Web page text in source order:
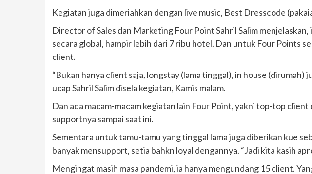
Kegiatan juga dimeriahkan dengan live music, Best Dresscode
Director of Sales dan Marketing Four Point Sahril Salim
secara global, hampir lebih dari 7 ribu hotel. Dan untuk Four Points
client.
“Bukan hanya client saja, longstay (lama tinggal), in house (dirumah)
ucap Sahril Salim disela kegiatan, Kamis malam.
Dan ada macam-macam kegiatan lain Four Point, yakni top-top
supportnya sampai saat ini.
Sementara untuk tamu-tamu yang tinggal lama juga diberikan kue
banyak mensupport, setia bahkn loyal dengannya. “Jadi kita kasih
Mengingat masih masa pandemi, ia hanya mengundang 15 client.